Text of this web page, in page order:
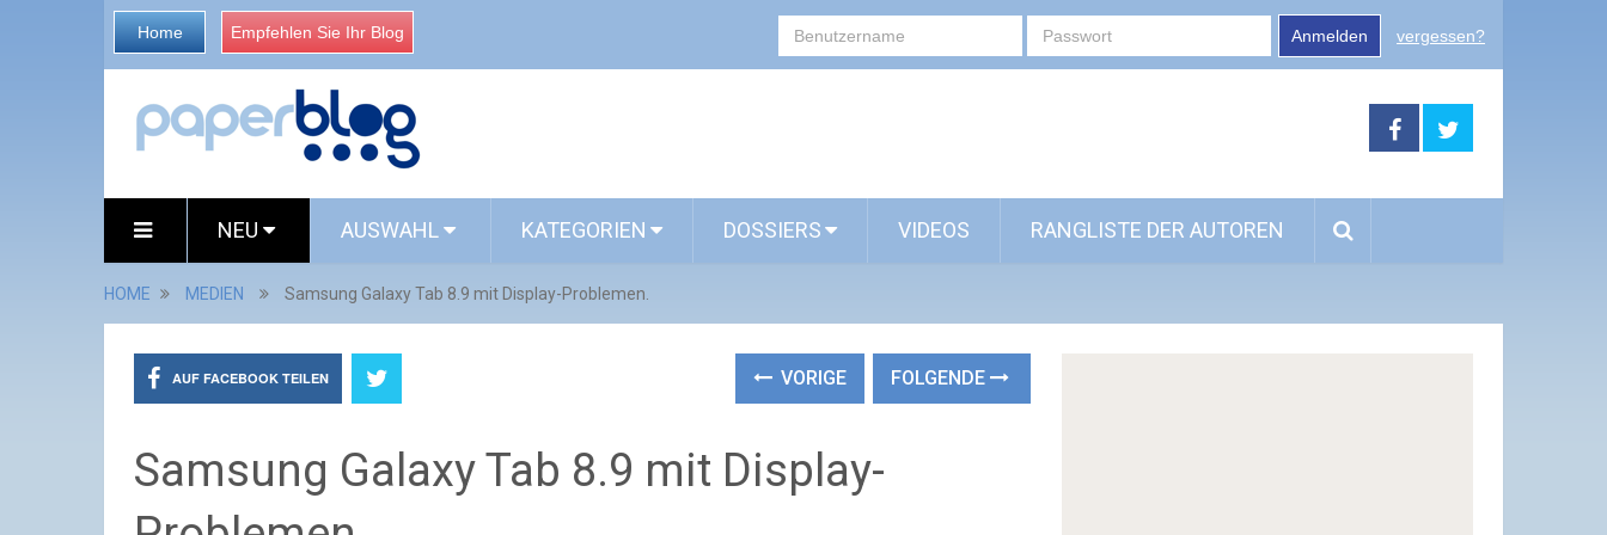
Home Empfehlen Sie Ihr Blog Anmelden vergessen?
NEU AUSWAHL KATEGORIEN DOSSIERS VIDEOS RANGLISTE DER AUTOREN
HOME MEDIEN Samsung Galaxy Tab 8.9 mit Display-Problemen.
AUF FACEBOOK TEILEN VORIGE FOLGENDE
Samsung Galaxy Tab 8.9 mit Display-